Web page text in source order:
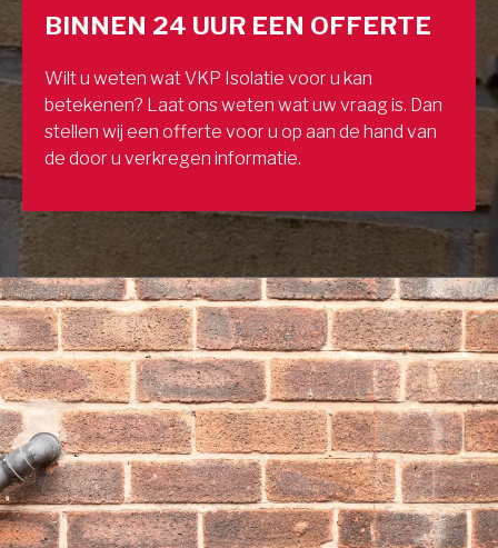
BINNEN 24 UUR EEN OFFERTE
Wilt u weten wat VKP Isolatie voor u kan
betekenen? Laat ons weten wat uw vraag is. Dan
stellen wij een offerte voor u op aan de hand van
de door u verkregen informatie.